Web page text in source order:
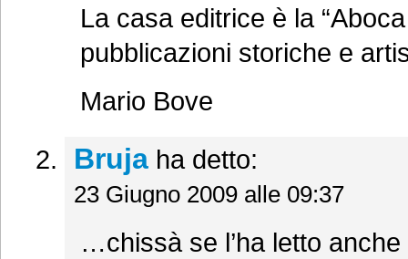
La casa editrice è la
pubblicazioni storiche e
Mario Bove
Bruja ha detto:
23 Giugno 2009 alle 09:37
…chissà se l’ha letto